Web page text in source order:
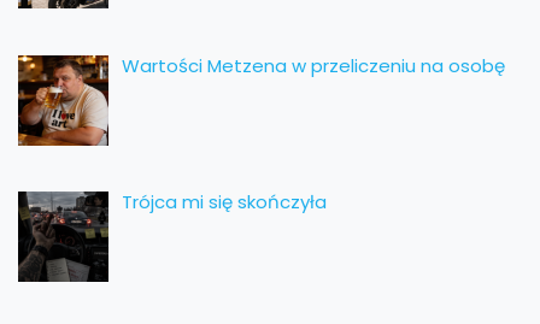
Wartości Metzena w przeliczeniu na osobę
Trójca mi się skończyła